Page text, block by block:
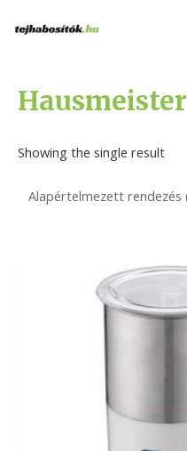
Hausmeister
Showing the single result